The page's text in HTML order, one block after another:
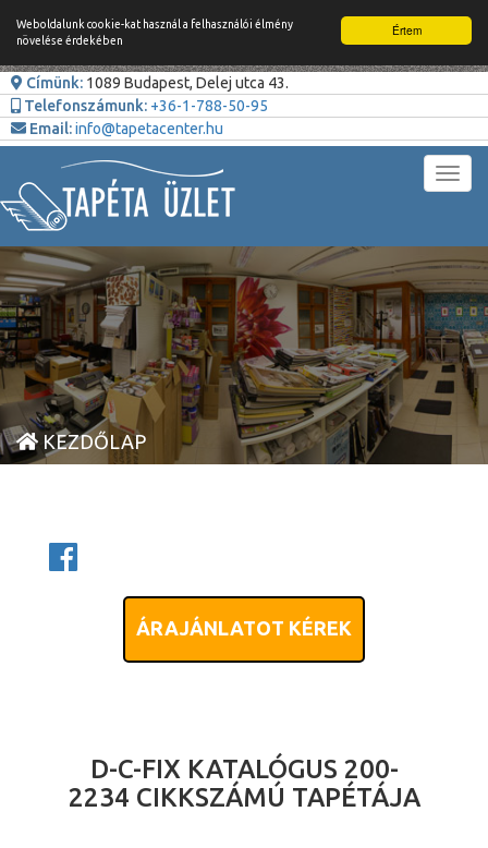
Értem
Weboldalunk cookie-kat használ a felhasználói élmény
növelése érdekében
Címünk: 1089 Budapest, Delej utca 43.
Telefonszámunk: +36-1-788-50-95
Email:info@tapetacenter.hu
KEZDŐLAP
ÁRAJÁNLATOT KÉREK
D-C-FIX KATALÓGUS 200-
2234 CIKKSZÁMÚ TAPÉTÁJA